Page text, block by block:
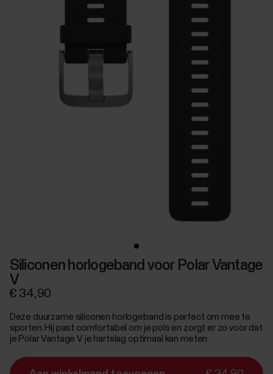
Siliconen horlogeband voor Polar Vantage
V
€ 34,90
Deze duurzame siliconen horlogeband is perfect om mee te
sporten. Hij past comfortabel om je pols en zorgt er zo voor dat
je Polar Vantage V je hartslag optimaal kan meten.